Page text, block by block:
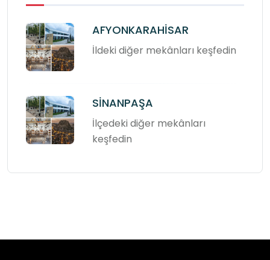
AFYONKARAHİSAR
İldeki diğer mekânları keşfedin
SİNANPAŞA
İlçedeki diğer mekânları
keşfedin